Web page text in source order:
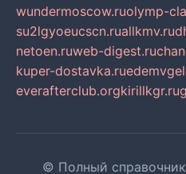
wundermoscow.ruolymp-
su2lgyoeucscn.ruallkmv.ru
netoen.ruweb-digest.ru
kuper-dostavka.ru
everafterclub.orgkirillkgr.ru
© Полный